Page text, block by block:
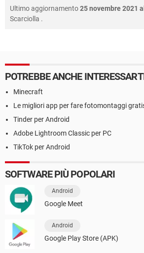
Ultimo aggiornamento25 novembre 2021
Scarciolla .
POTREBBE ANCHE
Minecraft
Le migliori app per fare fotomontaggi
Tinder per Android
Adobe Lightroom Classic per PC
TikTok per Android
SOFTWARE PIÙ POPOLARI
Android
Google Meet
Android
Google Play Store (APK)